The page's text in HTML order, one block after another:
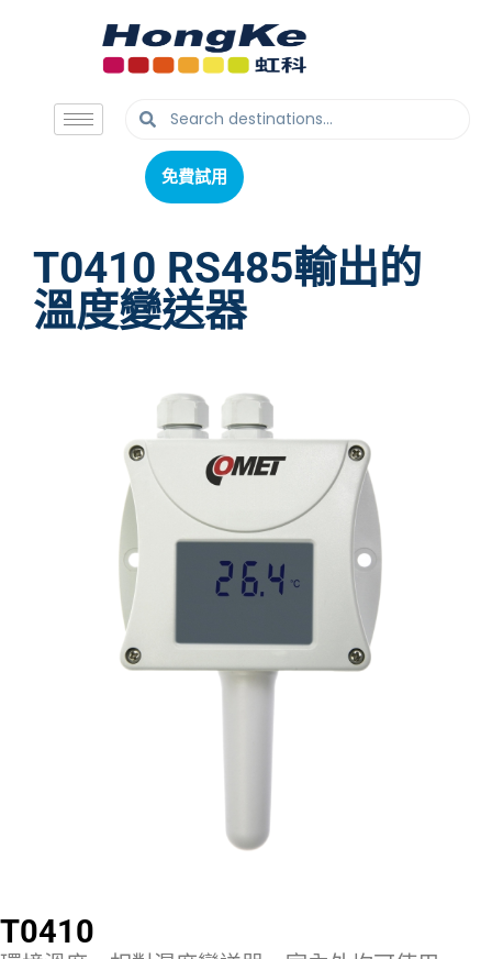
免費試用
免費試用
T0410 RS485輸出的
溫度變送器
T0410